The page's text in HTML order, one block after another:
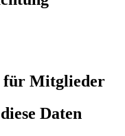
für Mitglieder
Daten